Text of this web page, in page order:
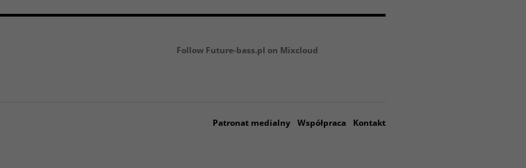
Follow Future-bass.pl on Mixcloud
Patronat medialny Współpraca Kontakt